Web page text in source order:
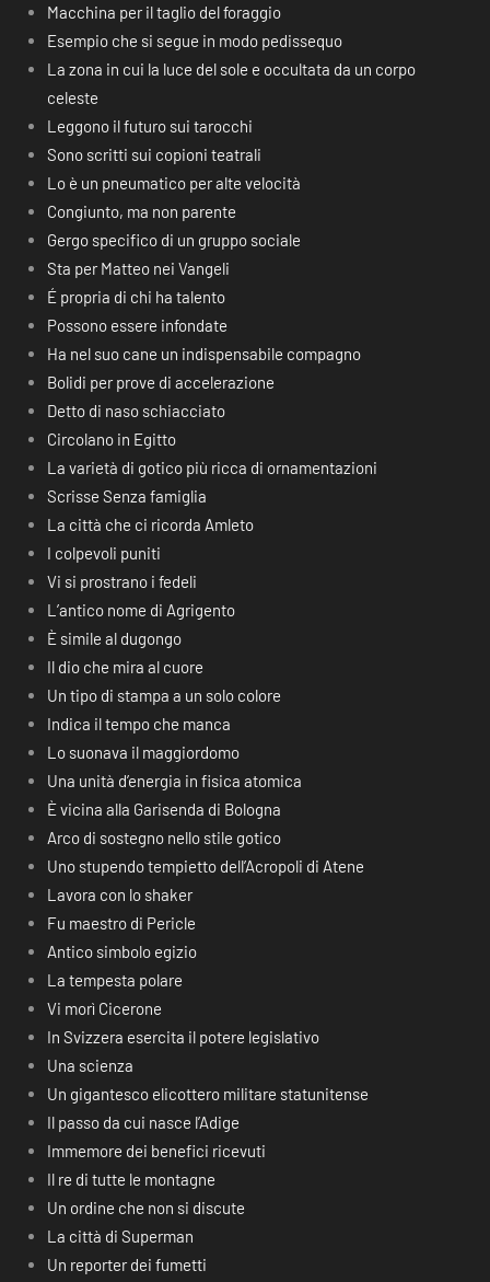
Macchina per il taglio del foraggio
Esempio che si segue in modo pedissequo
La zona in cui la luce del sole e occultata da un corpo
celeste
Leggono il futuro sui tarocchi
Sono scritti sui copioni teatrali
Lo è un pneumatico per alte velocità
Congiunto, ma non parente
Gergo specifico di un gruppo sociale
Sta per Matteo nei Vangeli
É propria di chi ha talento
Possono essere infondate
Ha nel suo cane un indispensabile compagno
Bolidi per prove di accelerazione
Detto di naso schiacciato
Circolano in Egitto
La varietà di gotico più ricca di ornamentazioni
Scrisse Senza famiglia
La città che ci ricorda Amleto
I colpevoli puniti
Vi si prostrano i fedeli
L’antico nome di Agrigento
È simile al dugongo
Il dio che mira al cuore
Un tipo di stampa a un solo colore
Indica il tempo che manca
Lo suonava il maggiordomo
Una unità d’energia in fisica atomica
È vicina alla Garisenda di Bologna
Arco di sostegno nello stile gotico
Uno stupendo tempietto dell’Acropoli di Atene
Lavora con lo shaker
Fu maestro di Pericle
Antico simbolo egizio
La tempesta polare
Vi morì Cicerone
In Svizzera esercita il potere legislativo
Una scienza
Un gigantesco elicottero militare statunitense
Il passo da cui nasce l’Adige
Immemore dei benefici ricevuti
Il re di tutte le montagne
Un ordine che non si discute
La città di Superman
Un reporter dei fumetti